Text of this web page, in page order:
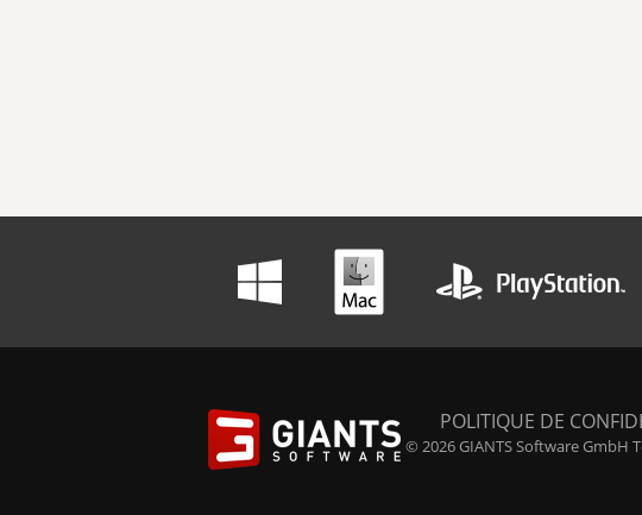
POLITIQUE DE
© 2026 GIANTS Software GmbH